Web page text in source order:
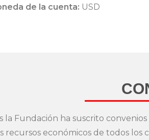
de la cuenta: USD
la Fundación ha suscrito
recursos económicos de todos